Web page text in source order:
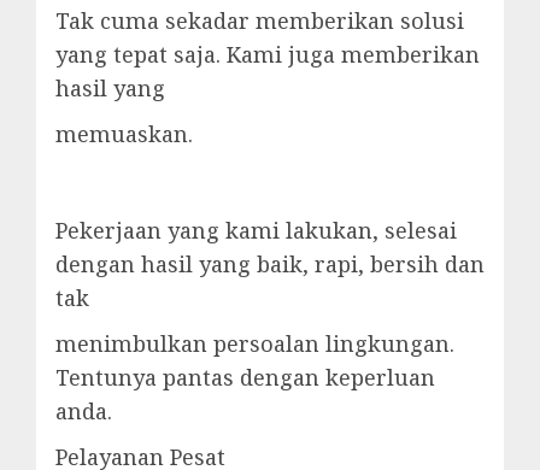
Tak cuma sekadar memberikan solusi
yang tepat saja. Kami juga memberikan
hasil yang
memuaskan.
Pekerjaan yang kami lakukan, selesai
dengan hasil yang baik, rapi, bersih dan
tak
menimbulkan persoalan lingkungan.
Tentunya pantas dengan keperluan
anda.
Pelayanan Pesat